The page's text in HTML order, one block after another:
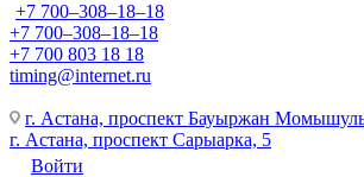
+7 700‒308‒18‒18
+7 700‒308‒18‒18
+7 700 803 18 18
timing@internet.ru
г. Астана, проспект Бауыржан
г. Астана, проспект Сарыарка, 5
Войти